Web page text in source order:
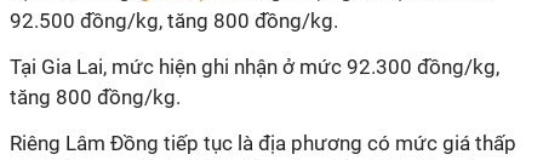
92.500 đồng/kg, tăng 800 đồng/kg.
Tại Gia Lai, mức hiện ghi nhận ở mức 92.300 đồng/kg,
tăng 800 đồng/kg.
Riêng Lâm Đồng tiếp tục là địa phương có mức giá thấp